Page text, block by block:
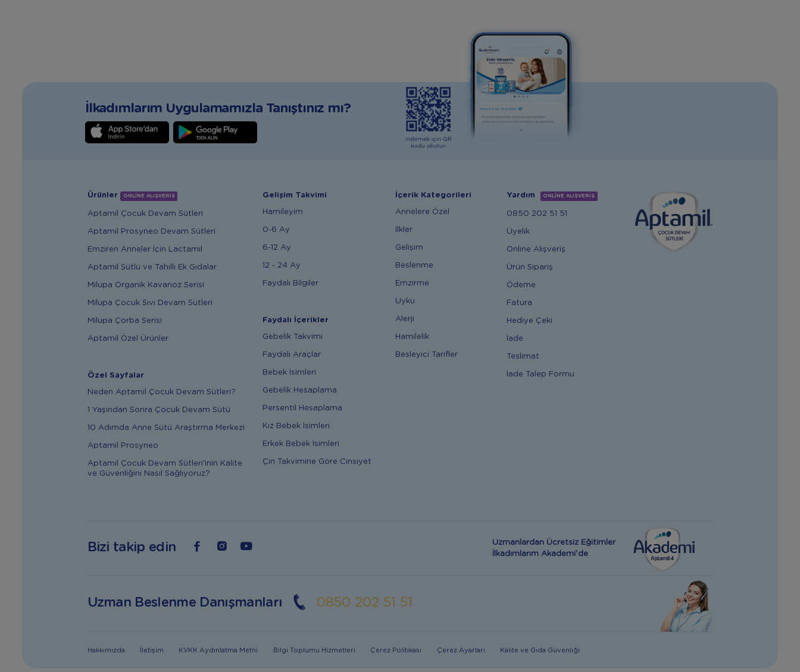
İlkadımlarım Uygulamamızla Tanıştınız mı?
Ürünler ONLİNE ALIŞVERİŞ
Aptamil Çocuk Devam Sütleri
Aptamil Prosyneo Devam Sütleri
Emziren Anneler İçin Lactamil
Aptamil Sütlü ve Tahıllı Ek Gıdalar
Milupa Organik Kavanoz Serisi
Milupa Çocuk Sıvı Devam Sütleri
Milupa Çorba Serisi
Aptamil Özel Ürünler
Özel Sayfalar
Neden Aptamil Çocuk Devam Sütleri?
1 Yaşından Sonra Çocuk Devam Sütü
10 Adımda Anne Sütü Araştırma Merkezi
Aptamil Prosyneo
Aptamil Çocuk Devam Sütleri'inin Kalite
ve Güvenliğini Nasıl Sağlıyoruz?
Gelişim Takvimi
Hamileyim
0-6 Ay
6-12 Ay
12 - 24 Ay
Faydalı Bilgiler
Faydalı İçerikler
Gebelik Takvimi
Faydalı Araçlar
Bebek İsimleri
Gebelik Hesaplama
Persentil Hesaplama
Kız Bebek İsimleri
Erkek Bebek İsimleri
Çin Takvimine Göre Cinsiyet
İçerik Kategorileri
Annelere Özel
İlkler
Gelişim
Beslenme
Emzirme
Uyku
Alerji
Hamilelik
Besleyici Tarifler
Yardım ONLİNE ALIŞVERİŞ
0850 202 51 51
Üyelik
Online Alışveriş
Ürün Sipariş
Ödeme
Fatura
Hediye Çeki
İade
Teslimat
İade Talep Formu
Bizi takip edin
Uzmanlardan Ücretsiz Eğitimler
İlkadımlarım Akademi’de
Uzman Beslenme Danışmanları 0850 202 51 51
Hakkımızda İletişim KVKK Aydınlatma Metni Bilgi Toplumu Hizmetleri Çerez Politikası Çerez Ayarları Kalite ve Gıda Güvenliği